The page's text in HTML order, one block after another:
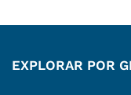
EXPLORAR POR